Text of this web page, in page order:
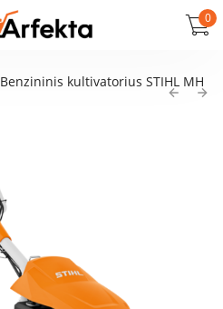
0
Benzininis kultivatorius STIHL MH